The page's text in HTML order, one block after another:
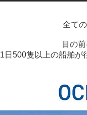
全て
目の
1日500隻以上の船舶が